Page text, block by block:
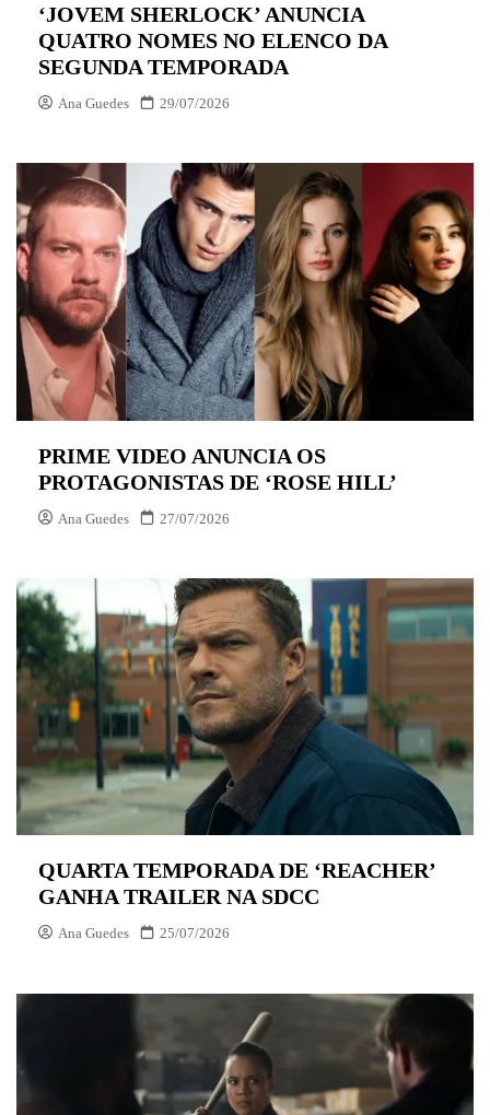
‘JOVEM SHERLOCK’ ANUNCIA
QUATRO NOMES NO ELENCO DA
SEGUNDA TEMPORADA
Ana Guedes 29/07/2026
PRIME VIDEO ANUNCIA OS
PROTAGONISTAS DE ‘ROSE HILL’
Ana Guedes 27/07/2026
QUARTA TEMPORADA DE ‘REACHER’
GANHA TRAILER NA SDCC
Ana Guedes 25/07/2026